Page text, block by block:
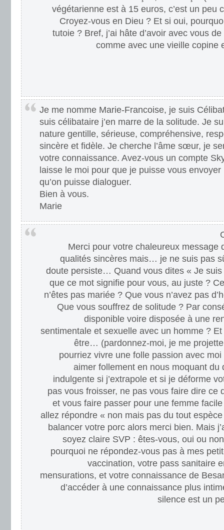
végétarienne est à 15 euros, c’est un peu
Croyez-vous en Dieu ? Et si oui,
tutoie ? Bref, j’ai hâte d’avoir avec vous
comme avec une vieille copine
Je me nomme Marie-Francoise, je suis
suis célibataire j’en marre de la solitude. Je
nature gentille, sérieuse, compréhensive,
sincère et fidèle. Je cherche l’âme sœur, je
votre connaissance. Avez-vous un compte
laisse le moi pour que je puisse vous
qu’on puisse dialoguer.
Bien à vous.
Marie
Merci pour votre chaleureux message
qualités sincères mais… je ne suis pas
doute persiste… Quand vous dites « Je suis
que ce mot signifie pour vous, au juste ?
n’êtes pas mariée ? Que vous n’avez pas
Que vous souffrez de solitude ? Par
disponible voire disposée à une
sentimentale et sexuelle avec un homme ?
être… (pardonnez-moi, je me
pourriez vivre une folle passion avec
aimer follement en nous moquant du
indulgente si j’extrapole et si je déforme
pas vous froisser, ne pas vous faire dire ce
et vous faire passer pour une femme
allez répondre « non mais pas du tout
balancer votre porc alors merci bien. Mais
soyez claire SVP : êtes-vous, oui ou
pourquoi ne répondez-vous pas à mes
vaccination, votre pass sanitaire
mensurations, et votre connaissance de
d’accéder à une connaissance plus
silence est un